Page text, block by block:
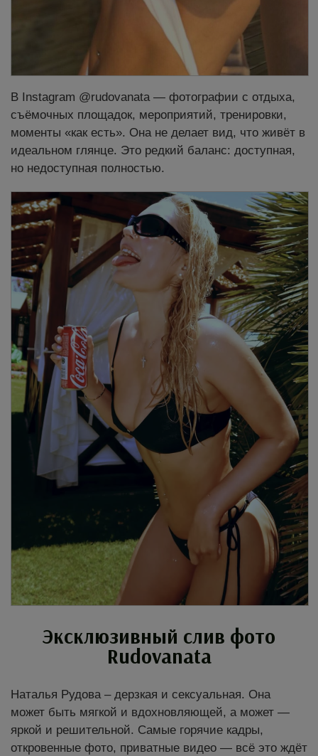
В Instagram @rudovanata — фотографии с отдыха,
съёмочных площадок, мероприятий, тренировки,
моменты «как есть». Она не делает вид, что живёт в
идеальном глянце. Это редкий баланс: доступная,
но недоступная полностью.
Эксклюзивный слив фото
Rudovanata
Наталья Рудова – дерзкая и сексуальная. Она
может быть мягкой и вдохновляющей, а может —
яркой и решительной. Самые горячие кадры,
откровенные фото, приватные видео — всё это ждёт